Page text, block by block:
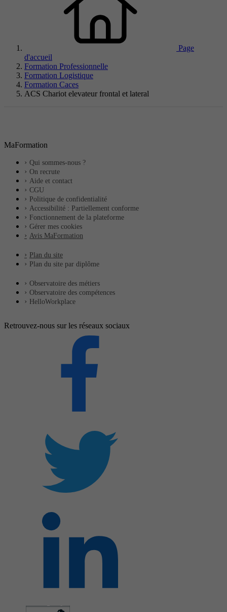
Page
d'accueil
Formation Professionnelle
Formation Logistique
Formation Caces
ACS Chariot elevateur frontal et lateral
MaFormation
Qui sommes-nous ?
On recrute
Aide et contact
CGU
Politique de confidentialité
Accessibilité : Partiellement conforme
Fonctionnement de la plateforme
Gérer mes cookies
Avis MaFormation
Plan du site
Plan du site par diplôme
Observatoire des métiers
Observatoire des compétences
HelloWorkplace
Retrouvez-nous sur les réseaux sociaux